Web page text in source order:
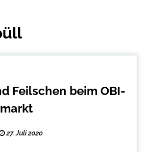
Feilschen beim OBI-
27. Juli 2020